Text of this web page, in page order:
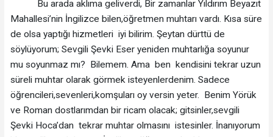
Bu arada aklıma geliverdi, Bir zamanlar Yıldırım Beyazıt
Mahallesi’nin İngilizce bilen,öğretmen muhtarı vardı. Kısa süre
de olsa yaptığı hizmetleri iyi bilirim. Şeytan dürttü de
söylüyorum; Sevgili Şevki Eser yeniden muhtarlığa soyunur
mu soyunmaz mı? Bilemem. Ama ben kendisini tekrar uzun
süreli muhtar olarak görmek isteyenlerdenim. Sadece
öğrencileri,sevenleri,komşuları oy versin yeter. Benim Yörük
ve Roman dostlarımdan bir ricam olacak; gitsinler,sevgili
Şevki Hoca’dan tekrar muhtar olmasını istesinler. İnanıyorum